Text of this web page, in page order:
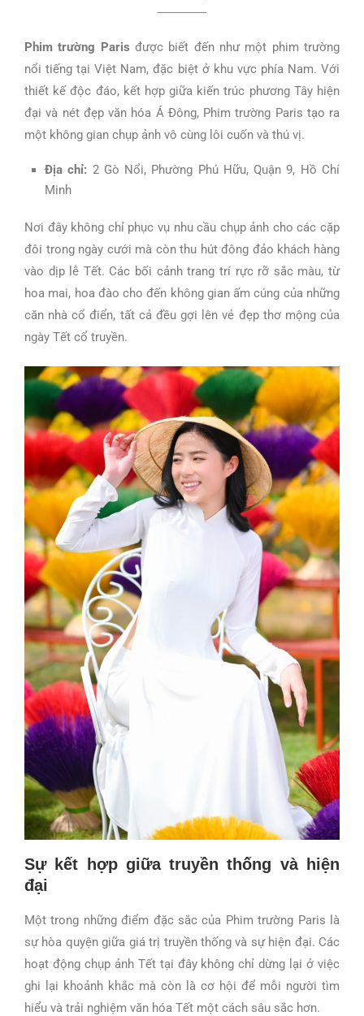
Phim trường Paris được biết đến như một phim trường
nổi tiếng tại Việt Nam, đặc biệt ở khu vực phía Nam. Với
thiết kế độc đáo, kết hợp giữa kiến trúc phương Tây hiện
đại và nét đẹp văn hóa Á Đông, Phim trường Paris tạo ra
một không gian chụp ảnh vô cùng lôi cuốn và thú vị.
Địa chỉ: 2 Gò Nổi, Phường Phú Hữu, Quận 9, Hồ Chí
Minh
Nơi đây không chỉ phục vụ nhu cầu chụp ảnh cho các cặp
đôi trong ngày cưới mà còn thu hút đông đảo khách hàng
vào dịp lễ Tết. Các bối cảnh trang trí rực rỡ sắc màu, từ
hoa mai, hoa đào cho đến không gian ấm cúng của những
căn nhà cổ điển, tất cả đều gợi lên vẻ đẹp thơ mộng của
ngày Tết cổ truyền.
Sự kết hợp giữa truyền thống và hiện
đại
Một trong những điểm đặc sắc của Phim trường Paris là
sự hòa quyện giữa giá trị truyền thống và sự hiện đại. Các
hoạt động chụp ảnh Tết tại đây không chỉ dừng lại ở việc
ghi lại khoảnh khắc mà còn là cơ hội để mỗi người tìm
hiểu và trải nghiệm văn hóa Tết một cách sâu sắc hơn.